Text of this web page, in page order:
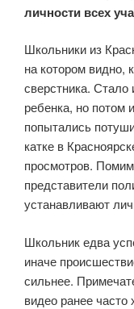
личности всех
Школьники из
на котором видно,
сверстника. Стало
ребенка, но потом
попытались
катке в
просмотров.
представители
устанавливают
Школьник едва
иначе
сильнее.
видео ранее